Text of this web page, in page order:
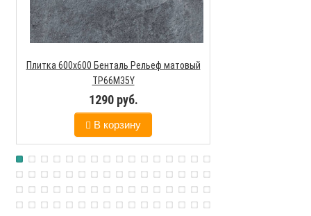
Плитка 600х600 Бенталь Рельеф матовый
TP66M35Y
1290 руб.
В корзину